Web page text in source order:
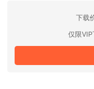
成、波表合成和减法合成
果。它的三个振荡器通道
限的探索空间——完美适
的声音。
下载
仅限VIP